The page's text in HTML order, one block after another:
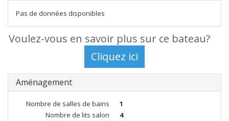
Pas de données disponibles
Voulez-vous en savoir plus sur ce bateau?
Aménagement
Nombre de salles de bains
1
Nombre de lits salon
4